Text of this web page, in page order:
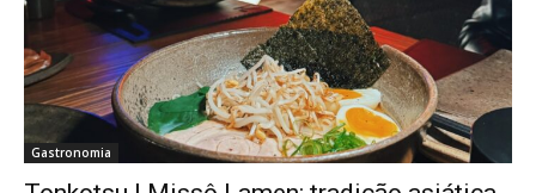
Gastronomia